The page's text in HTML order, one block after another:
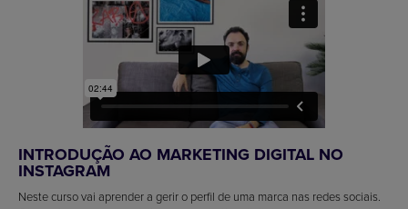
INTRODUÇÃO AO MARKETING DIGITAL NO
INSTAGRAM
Neste curso vai aprender a gerir o perfil de uma marca nas redes sociais.